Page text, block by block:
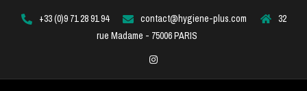
+33 (0)9 71 28 91 94 contact@hygiene-plus.com
32
rue Madame - 75006 PARIS
Instagram